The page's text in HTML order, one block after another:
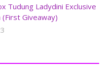
Tudung Ladydini Exclusive
Giveaway)